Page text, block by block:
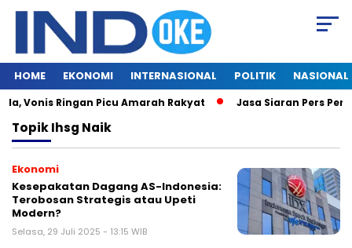
HOME EKONOMI INTERNASIONAL POLITIK NASIONAL
Vonis Ringan Picu Amarah Rakyat Jasa Siaran Pers
TopikIhsg Naik
Ekonomi
Kesepakatan Dagang AS-Indonesia:
Terobosan Strategis atau Upeti
Modern?
Selasa, 29 Juli 2025 - 13:15 WIB